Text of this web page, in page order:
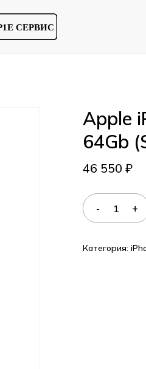
Apple
64Gb
46 550₽
Категория: